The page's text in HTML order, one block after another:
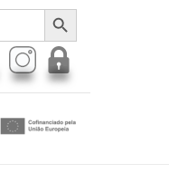
SEARCH BUTTON